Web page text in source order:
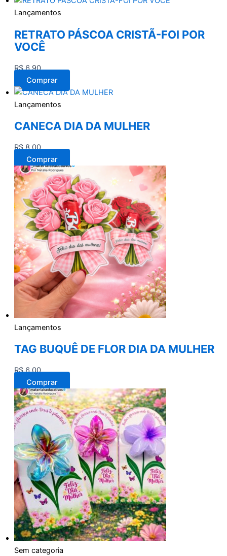
Lançamentos
RETRATO PÁSCOA CRISTÃ-FOI POR
VOCÊ
R$6,90
Comprar
Lançamentos
CANECA DIA DA MULHER
R$8,00
Comprar
Lançamentos
TAG BUQUÊ DE FLOR DIA DA MULHER
R$6,00
Comprar
Sem categoria